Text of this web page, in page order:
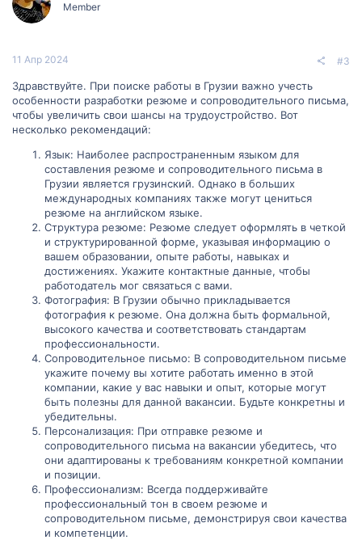
Member
11 Апр 2024 #3
Здравствуйте. При поиске работы в Грузии важно учесть
особенности разработки резюме и сопроводительного письма,
чтобы увеличить свои шансы на трудоустройство. Вот
несколько рекомендаций:
Язык: Наиболее распространенным языком для
составления резюме и сопроводительного письма в
Грузии является грузинский. Однако в больших
международных компаниях также могут цениться
резюме на английском языке.
Структура резюме: Резюме следует оформлять в четкой
и структурированной форме, указывая информацию о
вашем образовании, опыте работы, навыках и
достижениях. Укажите контактные данные, чтобы
работодатель мог связаться с вами.
Фотография: В Грузии обычно прикладывается
фотография к резюме. Она должна быть формальной,
высокого качества и соответствовать стандартам
профессиональности.
Сопроводительное письмо: В сопроводительном письме
укажите почему вы хотите работать именно в этой
компании, какие у вас навыки и опыт, которые могут
быть полезны для данной вакансии. Будьте конкретны и
убедительны.
Персонализация: При отправке резюме и
сопроводительного письма на вакансии убедитесь, что
они адаптированы к требованиям конкретной компании
и позиции.
Профессионализм: Всегда поддерживайте
профессиональный тон в своем резюме и
сопроводительном письме, демонстрируя свои качества
и компетенции.